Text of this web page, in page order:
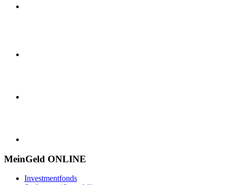
MeinGeld ONLINE
Investmentfonds